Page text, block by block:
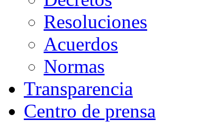
Resoluciones
Acuerdos
Normas
Transparencia
Centro de prensa